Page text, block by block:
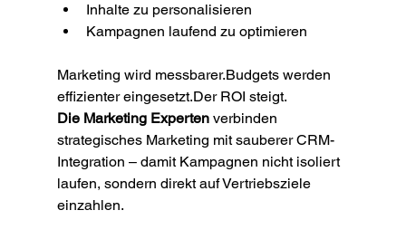
Inhalte zu personalisieren
Kampagnen laufend zu optimieren
Marketing wird messbarer.Budgets werden
effizienter eingesetzt.Der ROI steigt.
Die Marketing Experten verbinden
strategisches Marketing mit sauberer CRM-
Integration – damit Kampagnen nicht isoliert
laufen, sondern direkt auf Vertriebsziele
einzahlen.